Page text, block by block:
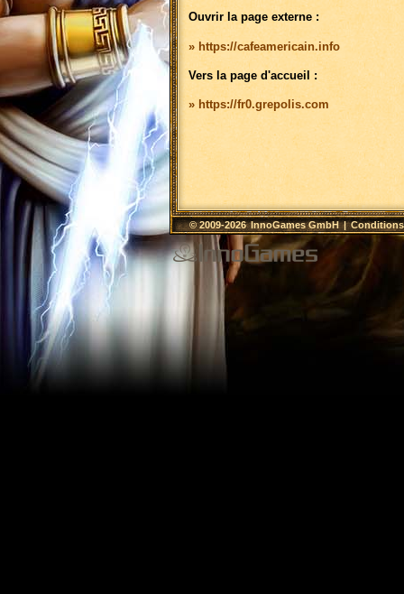
Ouvrir la page externe :
» https://cafeamericain.info
Vers la page d'accueil :
» https://fr0.grepolis.com
© 2009-2026InnoGames GmbH|